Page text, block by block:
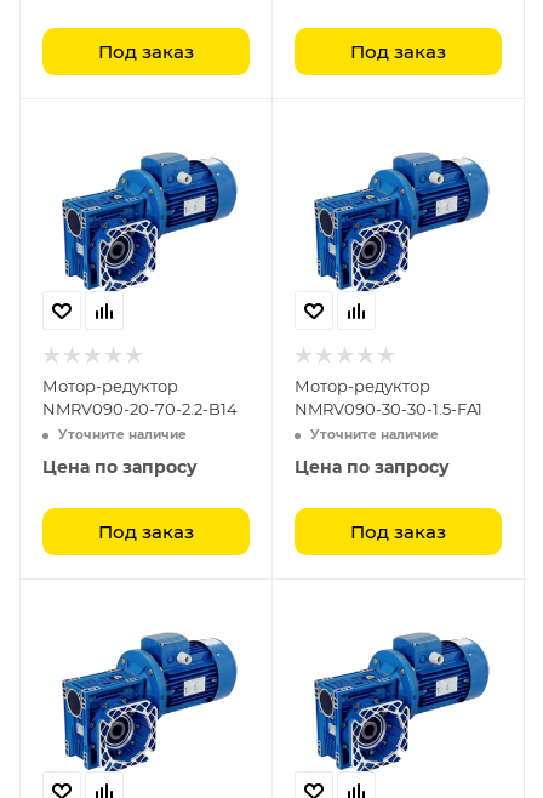
Под заказ Под заказ
Мотор-редуктор
NMRV090-20-70-2.2-B14
Уточните наличие
Цена по запросу
Под заказ
Мотор-редуктор
NMRV090-30-30-1.5-FA1
Уточните наличие
Цена по запросу
Под заказ